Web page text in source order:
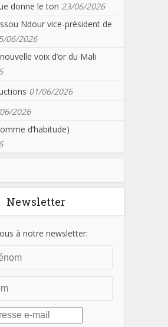
donne le ton 23/06/2026
Ndour vice-président de
06/2026
voix d’or du Mali
01/06/2026
2026
d’habitude)
Newsletter
à notre newsletter: